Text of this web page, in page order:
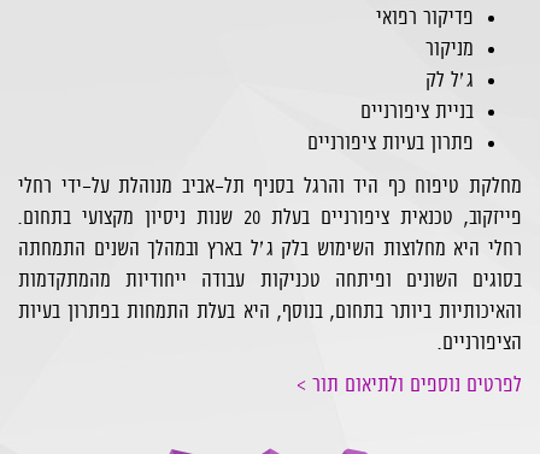
פדיקור רפואי
מניקור
ג׳ל לק
בניית ציפורניים
פתרון בעיות ציפורניים
מחלקת טיפוח כף היד והרגל בסניף תל-אביב מנוהלת על-ידי רחלי
פייזקוב, טכנאית ציפורניים בעלת 20 שנות ניסיון מקצועי בתחום.
רחלי היא מחלוצות השימוש בלק ג׳ל בארץ ובמהלך השנים התמחתה
בסוגים השונים ופיתחה טכניקות עבודה ייחודיות מהמתקדמות
והאיכותיות ביותר בתחום, בנוסף, היא בעלת התמחות בפתרון בעיות
הציפורניים.
לפרטים נוספים ולתיאום תור >